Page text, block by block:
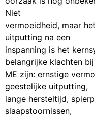
Niet
vermoeidheid, maar
uitputting na een
inspanning is het
belangrijke klachten bij
ME zijn: ernstige
geestelijke uitputting,
lange hersteltijd,
slaapstoornissen,